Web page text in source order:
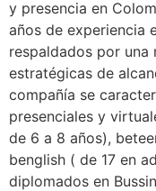
y presencia en
años de experiencia
respaldados por
estratégicas de
compañía se
presenciales y
de 6 a 8 años),
benglish ( de 17 en
diplomados en